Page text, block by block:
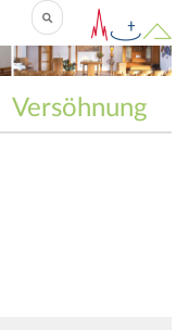
Versöhnung